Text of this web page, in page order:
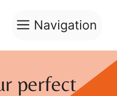
Navigation
perfect